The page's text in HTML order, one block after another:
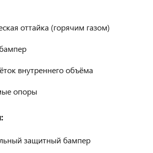
оттайка (горячим газом)
внутреннего объёма
опоры
защитный бампер